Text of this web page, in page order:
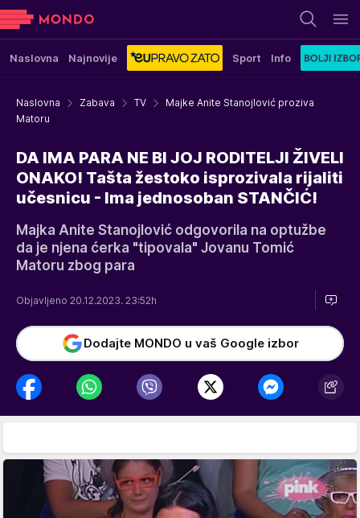
Naslovna Najnovije Sport Info
Naslovna Zabava TV
Majke Anite Stanojlović proziva
Matoru
DA IMA PARA NE BI JOJ RODITELJI ŽIVELI
ONAKO! Tašta žestoko isprozivala rijaliti
učesnicu - Ima jednosoban STANČIĆ!
Majka Anite Stanojlović odgovorila na optužbe
da je njena ćerka "tipovala" Jovanu Tomić
Matoru zbog para
Objavljeno 20.12.2023. 23:52h
Dodajte MONDO u vaš Google izbor